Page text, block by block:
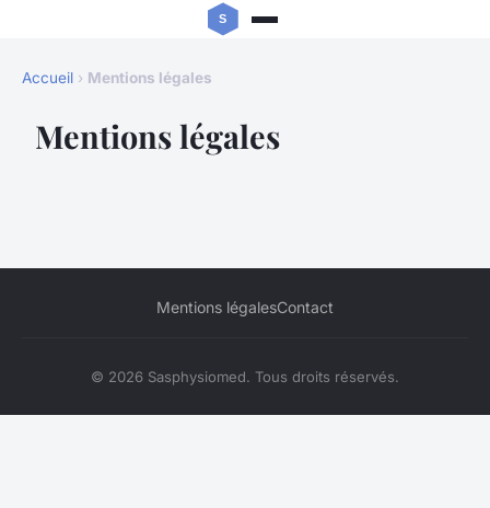
Accueil › Mentions légales
Mentions légales
Mentions légalesContact
© 2026 Sasphysiomed. Tous droits réservés.